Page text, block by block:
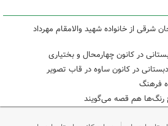
شرقی از خانواده شهید والامقام مهرداد
در کانون چهارمحال و بختیاری
در کانون ساوه در قاب تصویر
فرهنگ
رنگ‌ها هم قصه می‌گویند